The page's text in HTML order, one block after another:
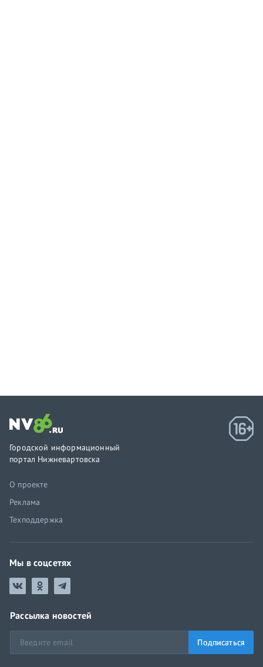
Городской информационный
портал Нижневартовска
О проекте
Реклама
Техподдержка
Мы в соцсетях
Рассылка новостей
Подписаться